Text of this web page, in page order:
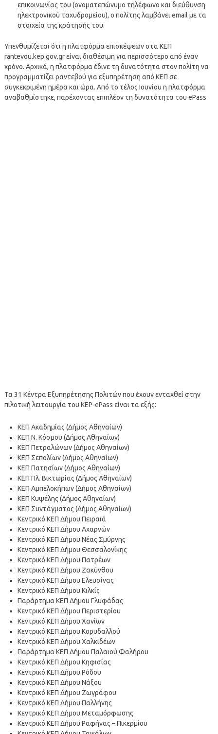
επικοινωνίας του (ονοματεπώνυμο τηλέφωνο και διεύθυνση
ηλεκτρονικού ταχυδρομείου), ο πολίτης λαμβάνει email με τα
στοιχεία της κράτησής του.
Υπενθυμίζεται ότι η πλατφόρμα επισκέψεων στα ΚΕΠ
rantevou.kep.gov.gr είναι διαθέσιμη για περισσότερο από έναν
χρόνο. Αρχικά, η πλατφόρμα έδινε τη δυνατότητα στον πολίτη να
προγραμματίζει ραντεβού για εξυπηρέτηση από ΚΕΠ σε
συγκεκριμένη ημέρα και ώρα. Από το τέλος Ιουνίου η πλατφόρμα
αναβαθμίστηκε, παρέχοντας επιπλέον τη δυνατότητα του ePass.
Τα 31 Κέντρα Εξυπηρέτησης Πολιτών που έχουν ενταχθεί στην
πιλοτική λειτουργία του KEP-ePass είναι τα εξής:
ΚΕΠ Ακαδημίας (Δήμος Αθηναίων)
ΚΕΠ Ν. Κόσμου (Δήμος Αθηναίων)
ΚΕΠ Πετραλώνων (Δήμος Αθηναίων)
ΚΕΠ Σεπολίων (Δήμος Αθηναίων)
ΚΕΠ Πατησίων (Δήμος Αθηναίων)
ΚΕΠ Πλ. Βικτωρίας (Δήμος Αθηναίων)
ΚΕΠ Αμπελοκήπων (Δήμος Αθηναίων)
ΚΕΠ Κυψέλης (Δήμος Αθηναίων)
ΚΕΠ Συντάγματος (Δήμος Αθηναίων)
Κεντρικό ΚΕΠ Δήμου Πειραιά
Κεντρικό ΚΕΠ Δήμου Αχαρνών
Κεντρικό ΚΕΠ Δήμου Νέας Σμύρνης
Κεντρικό ΚΕΠ Δήμου Θεσσαλονίκης
Κεντρικό ΚΕΠ Δήμου Πατρέων
Κεντρικό ΚΕΠ Δήμου Ζακύνθου
Κεντρικό ΚΕΠ Δήμου Ελευσίνας
Κεντρικό ΚΕΠ Δήμου Κιλκίς
Παράρτημα ΚΕΠ Δήμου Γλυφάδας
Κεντρικό ΚΕΠ Δήμου Περιστερίου
Κεντρικό ΚΕΠ Δήμου Χανίων
Κεντρικό ΚΕΠ Δήμου Κορυδαλλού
Κεντρικό ΚΕΠ Δήμου Χαλκιδέων
Παράρτημα ΚΕΠ Δήμου Παλαιού Φαλήρου
Κεντρικό ΚΕΠ Δήμου Κηφισίας
Κεντρικό ΚΕΠ Δήμου Ρόδου
Κεντρικό ΚΕΠ Δήμου Νάξου
Κεντρικό ΚΕΠ Δήμου Ζωγράφου
Κεντρικό ΚΕΠ Δήμου Παλλήνης
Κεντρικό ΚΕΠ Δήμου Μεταμόρφωσης
Κεντρικό ΚΕΠ Δήμου Ραφήνας – Πικερμίου